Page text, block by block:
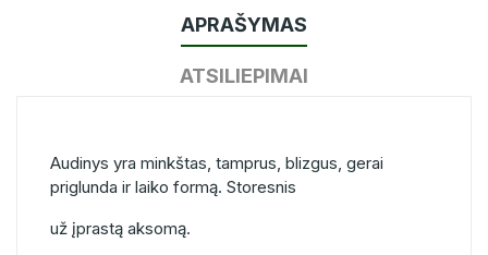
APRAŠYMAS
ATSILIEPIMAI
Audinys yra minkštas, tamprus, blizgus, gerai
priglunda ir laiko formą. Storesnis
už įprastą aksomą.